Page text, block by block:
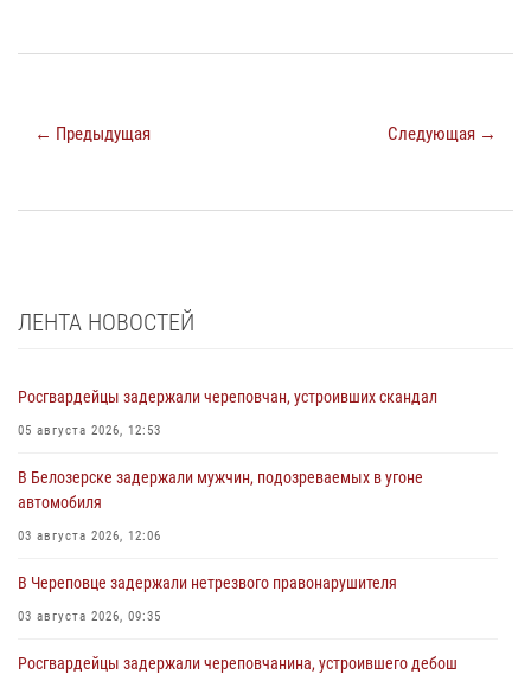
← Предыдущая Следующая →
ЛЕНТА НОВОСТЕЙ
Росгвардейцы задержали череповчан, устроивших скандал
05 августа 2026, 12:53
В Белозерске задержали мужчин, подозреваемых в угоне
автомобиля
03 августа 2026, 12:06
В Череповце задержали нетрезвого правонарушителя
03 августа 2026, 09:35
Росгвардейцы задержали череповчанина, устроившего дебош